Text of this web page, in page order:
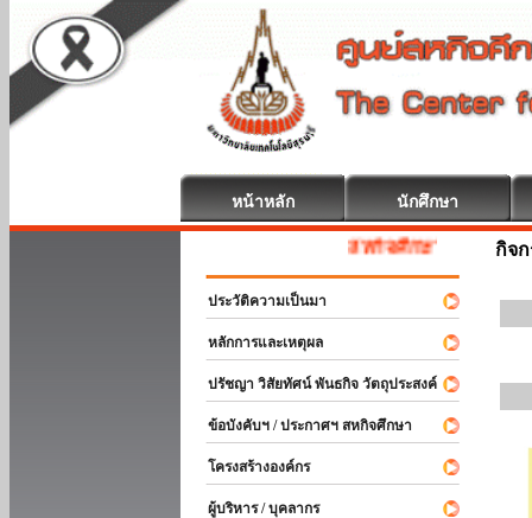
หน้าหลัก นักศึกษา
สหกิจศึกษา ยินดีต้อนรับ
ประวัติความเป็นมา
หลักการและเหตุผล
ปรัชญา วิสัยทัศน์ พันธกิจ วัตถุประสงค์
ข้อบังคับฯ / ประกาศฯ สหกิจศึกษา
โครงสร้างองค์กร
ผู้บริหาร / บุคลากร
กิจ